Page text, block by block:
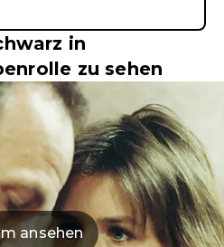
in
zu sehen
ansehen